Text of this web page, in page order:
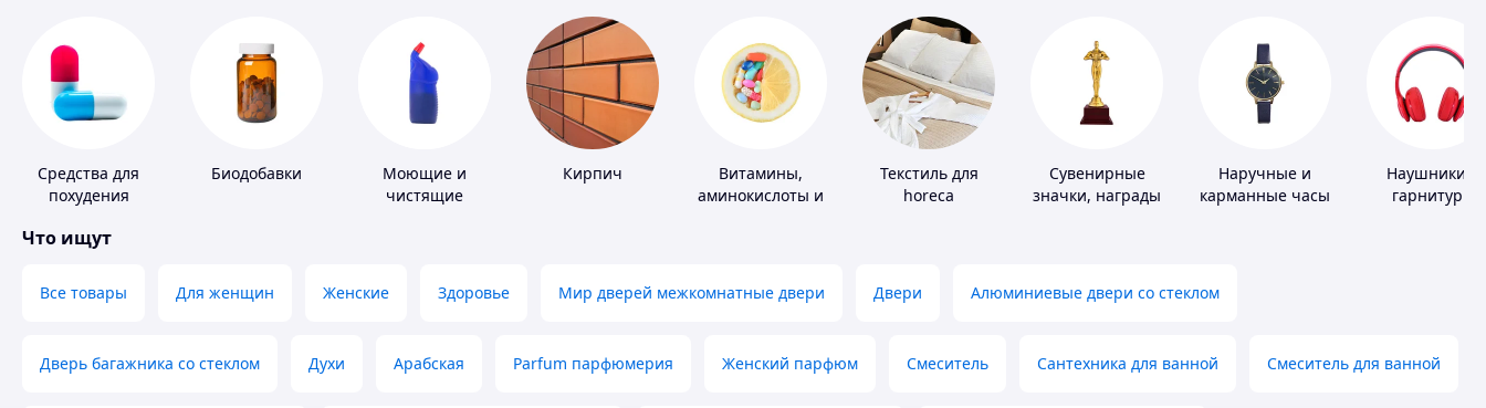
Средства для
похудения
Биодобавки
Моющие и
чистящие
Кирпич
Витамины,
аминокислоты и
Текстиль для
horeca
Сувенирные
значки, награды
Наручные и
карманные часы
Наушники и
гарнитуры
Что ищут
Все товары Для женщин Женские Здоровье Мир дверей межкомнатные двери Двери Алюминиевые двери со стеклом
Дверь багажника со стеклом Духи Арабская Parfum парфюмерия Женский парфюм Смеситель Сантехника для ванной Смеситель для ванной